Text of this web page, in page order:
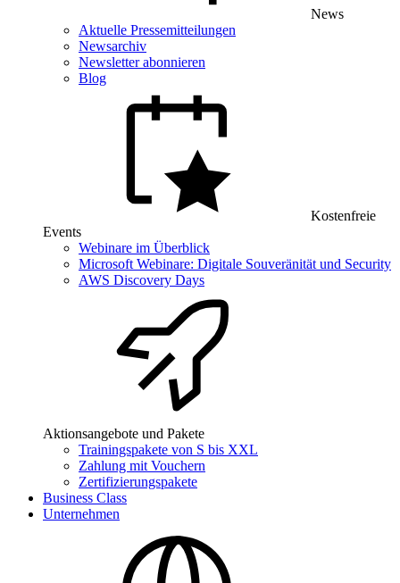
News
Aktuelle Pressemitteilungen
Newsarchiv
Newsletter abonnieren
Blog
Kostenfreie
Events
Webinare im Überblick
Microsoft Webinare: Digitale Souveränität und Security
AWS Discovery Days
Aktionsangebote und Pakete
Trainingspakete von S bis XXL
Zahlung mit Vouchern
Zertifizierungspakete
Business Class
Unternehmen